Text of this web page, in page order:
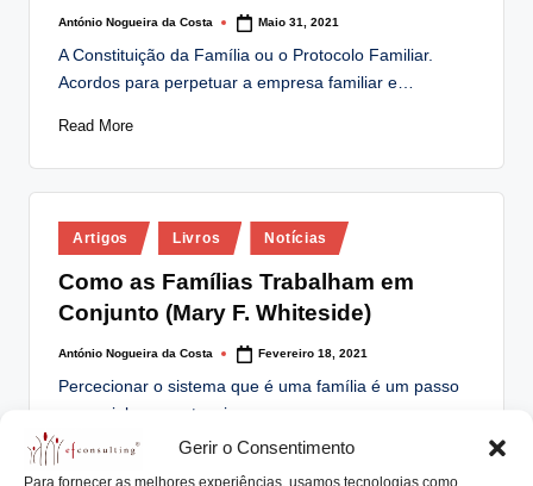
Gerir o Consentimento
Posted
António Nogueira da Costa Maio 31, 2021
A Constituição da Família ou o Protocolo Familiar.
Acordos para perpetuar a empresa familiar e…
Read More
Posted
in
Artigos Livros Notícias
Como as Famílias Trabalham em
Conjunto (Mary F. Whiteside)
Posted
António Nogueira da Costa Fevereiro 18, 2021
Percecionar o sistema que é uma família é um passo
essencial para potenciar o seu…
Read More